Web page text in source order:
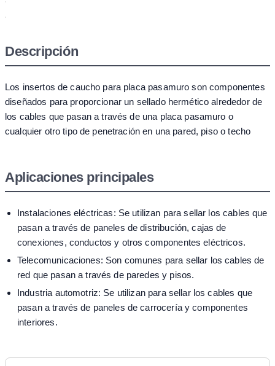
Descripción
Los insertos de caucho para placa pasamuro son componentes
diseñados para proporcionar un sellado hermético alrededor de
los cables que pasan a través de una placa pasamuro o
cualquier otro tipo de penetración en una pared, piso o techo
Aplicaciones principales
Instalaciones eléctricas: Se utilizan para sellar los cables que
pasan a través de paneles de distribución, cajas de
conexiones, conductos y otros componentes eléctricos.
Telecomunicaciones: Son comunes para sellar los cables de
red que pasan a través de paredes y pisos.
Industria automotriz: Se utilizan para sellar los cables que
pasan a través de paneles de carrocería y componentes
interiores.